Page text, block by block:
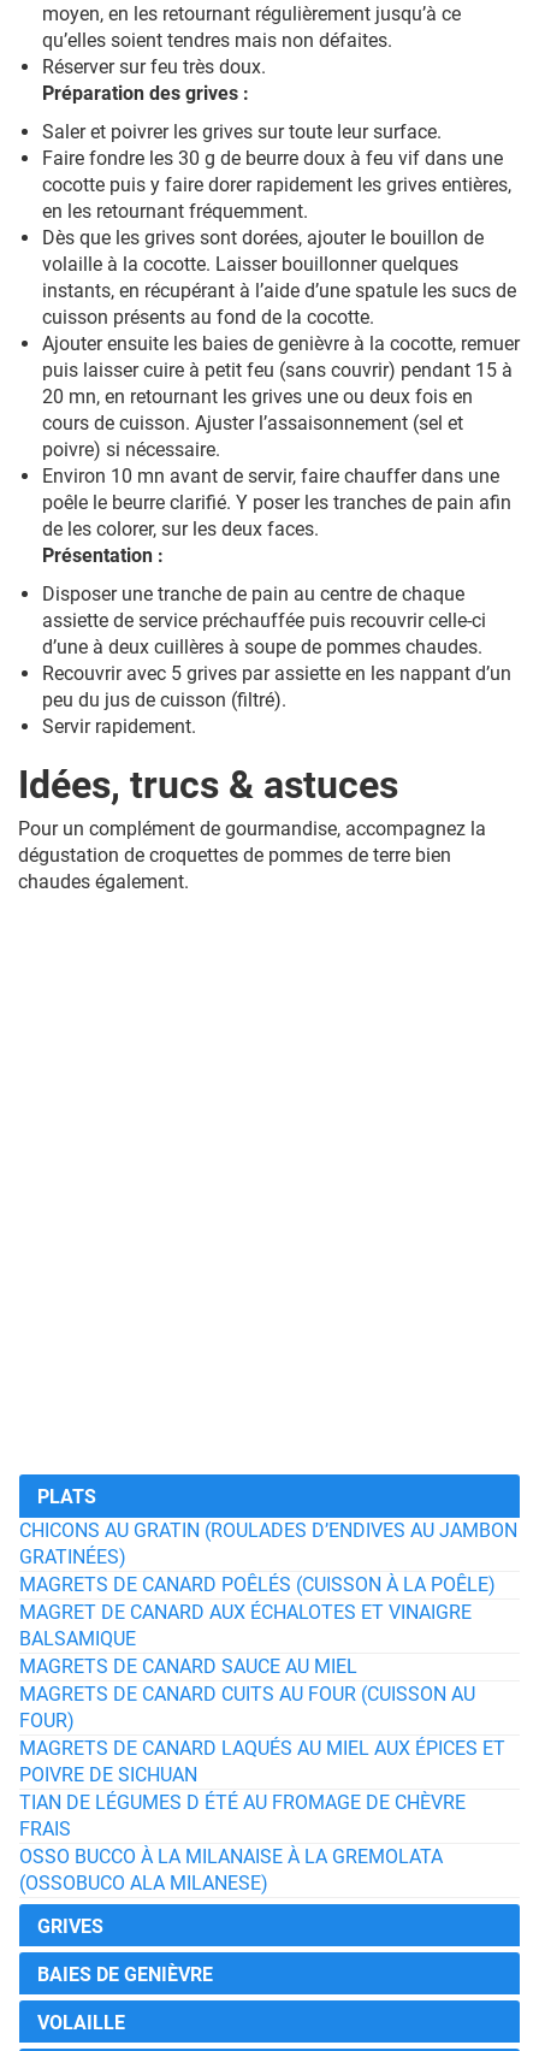
moyen, en les retournant régulièrement jusqu’à ce
qu’elles soient tendres mais non défaites.
Réserver sur feu très doux.
Préparation des grives :
Saler et poivrer les grives sur toute leur surface.
Faire fondre les 30 g de beurre doux à feu vif dans une
cocotte puis y faire dorer rapidement les grives entières,
en les retournant fréquemment.
Dès que les grives sont dorées, ajouter le bouillon de
volaille à la cocotte. Laisser bouillonner quelques
instants, en récupérant à l’aide d’une spatule les sucs de
cuisson présents au fond de la cocotte.
Ajouter ensuite les baies de genièvre à la cocotte, remuer
puis laisser cuire à petit feu (sans couvrir) pendant 15 à
20 mn, en retournant les grives une ou deux fois en
cours de cuisson. Ajuster l’assaisonnement (sel et
poivre) si nécessaire.
Environ 10 mn avant de servir, faire chauffer dans une
poêle le beurre clarifié. Y poser les tranches de pain afin
de les colorer, sur les deux faces.
Présentation :
Disposer une tranche de pain au centre de chaque
assiette de service préchauffée puis recouvrir celle-ci
d’une à deux cuillères à soupe de pommes chaudes.
Recouvrir avec 5 grives par assiette en les nappant d’un
peu du jus de cuisson (filtré).
Servir rapidement.
Idées, trucs & astuces
Pour un complément de gourmandise, accompagnez la
dégustation de croquettes de pommes de terre bien
chaudes également.
PLATS
CHICONS AU GRATIN (ROULADES D’ENDIVES AU JAMBON
GRATINÉES)
MAGRETS DE CANARD POÊLÉS (CUISSON À LA POÊLE)
MAGRET DE CANARD AUX ÉCHALOTES ET VINAIGRE
BALSAMIQUE
MAGRETS DE CANARD SAUCE AU MIEL
MAGRETS DE CANARD CUITS AU FOUR (CUISSON AU
FOUR)
MAGRETS DE CANARD LAQUÉS AU MIEL AUX ÉPICES ET
POIVRE DE SICHUAN
TIAN DE LÉGUMES D ÉTÉ AU FROMAGE DE CHÈVRE
FRAIS
OSSO BUCCO À LA MILANAISE À LA GREMOLATA
(OSSOBUCO ALA MILANESE)
GRIVES
BAIES DE GENIÈVRE
VOLAILLE